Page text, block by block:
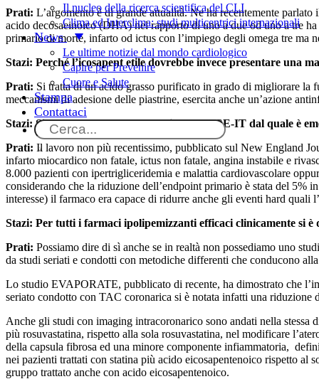
Il nucleo della ricerca scientifica del CLI
Clima ed Interclima: studi multicentrici internazionali
News
Le ultime notizie dal mondo cardiologico
Capire per Prevenire
Cuore e Salute
Stampa
Contattaci
Prati: L’argomento è di grande attualità. Ne ha recentemente
acido decosaeinoico (DHA) nel rapporto di uno a due od uno a tre
primario di morte, infarto od ictus con l’impiego degli omega tre
Stazi: Perché l’icosapent etile dovrebbe invece presentare una
Prati: Si tratta di un acido grasso purificato in grado di migliorare la
meccanismi di adesione delle piastrine, esercita anche un’azione
Stazi: Si è parlato molto dello studio REDUCE-IT dal quale è
Prati: Il lavoro non più recentissimo, pubblicato sul New England
infarto miocardico non fatale, ictus non fatale, angina instabile e
8.000 pazienti con ipertrigliceridemia e malattia cardiovascolare
considerando che la riduzione dell’endpoint primario è stata del
interesse) il farmaco era capace di ridurre anche gli eventi hard quali
Stazi: Per tutti i farmaci ipolipemizzanti efficaci clinicamente si è
Prati: Possiamo dire di sì anche se in realtà non possediamo uno
da studi seriati e condotti con metodiche differenti che conducono
Lo studio EVAPORATE, pubblicato di recente, ha dimostrato che
seriato condotto con TAC coronarica si è notata infatti una riduzione
Anche gli studi con imaging intracoronarico sono andati nella
più rosuvastatina, rispetto alla sola rosuvastatina, nel modificare
della capsula fibrosa ed una minore componente infiammatoria,
nei pazienti trattati con statina più acido eicosapentenoico rispetto al
gruppo trattato anche con acido eicosapentenoico.